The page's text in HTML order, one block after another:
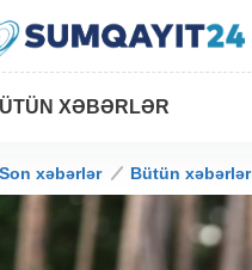
XƏBƏRLƏR
Son xəbərlər Bütün xəbərlər